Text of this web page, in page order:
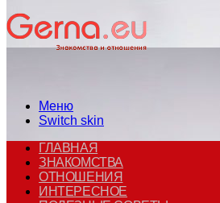
Меню
Switch skin
ГЛАВНАЯ
ЗНАКОМСТВА
ОТНОШЕНИЯ
ИНТЕРЕСНОЕ